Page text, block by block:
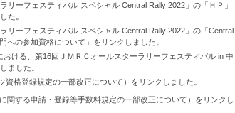
リーフェスティバル スペシャル Central Rally 2022」の「ＨＰ」
た。
リーフェスティバル スペシャル Central Rally 2022」の「Central
への参加資格について」をリンクしました。
おける、第16回ＪＭＲＣオールスターラリーフェスティバル in 中
ました。
資格登録規定の一部改正について）をリンクしました。
関する申請・登録等手数料規定の一部改正について）をリンクし